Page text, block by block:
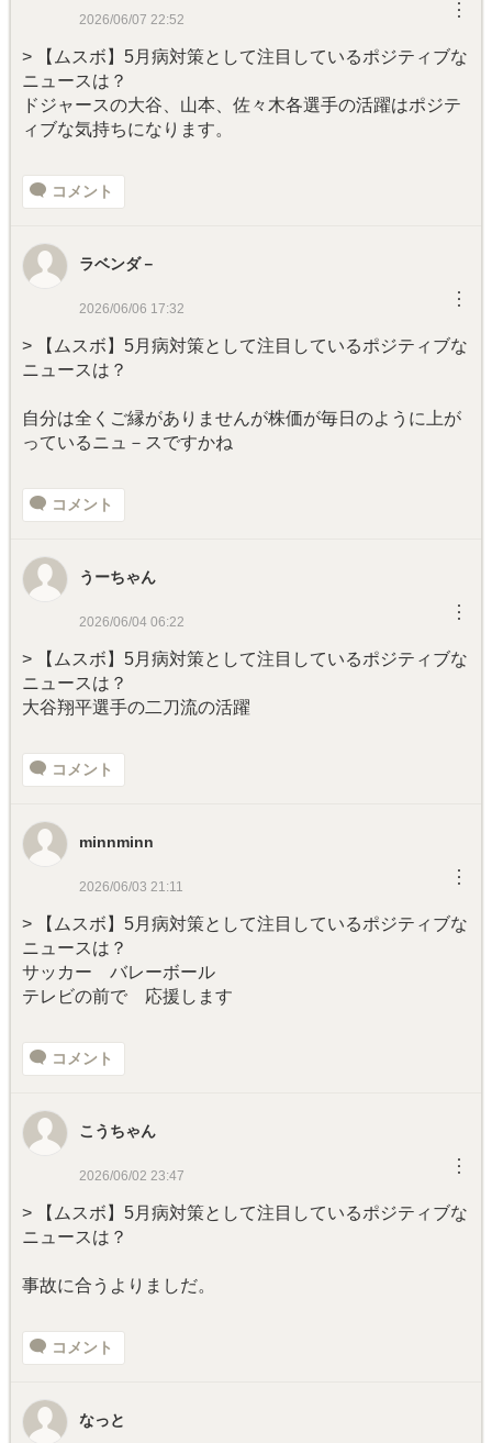
2026/06/07 22:52 ︙
> 【ムスボ】5月病対策として注目しているポジティブな
ニュースは？
ドジャースの大谷、山本、佐々木各選手の活躍はポジテ
ィブな気持ちになります。
コメント
ラベンダ－
2026/06/06 17:32 ︙
> 【ムスボ】5月病対策として注目しているポジティブな
ニュースは？
自分は全くご縁がありませんが株価が毎日のように上が
っているニュ－スですかね
コメント
うーちゃん
2026/06/04 06:22 ︙
> 【ムスボ】5月病対策として注目しているポジティブな
ニュースは？
大谷翔平選手の二刀流の活躍
コメント
minnminn
2026/06/03 21:11 ︙
> 【ムスボ】5月病対策として注目しているポジティブな
ニュースは？
サッカー バレーボール
テレビの前で 応援します
コメント
こうちゃん
2026/06/02 23:47 ︙
> 【ムスボ】5月病対策として注目しているポジティブな
ニュースは？
事故に合うよりましだ。
コメント
なっと